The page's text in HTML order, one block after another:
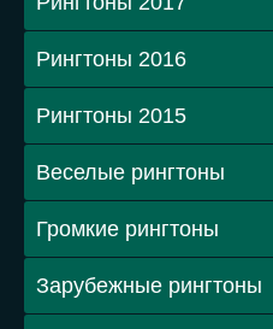
Рингтоны 2016
Рингтоны 2015
Веселые рингтоны
Громкие рингтоны
Зарубежные рингтоны